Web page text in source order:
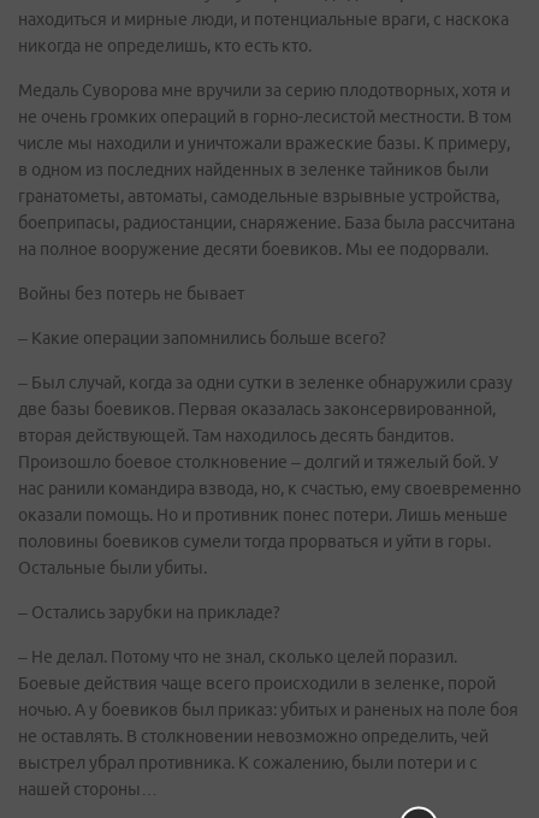
находиться и мирные люди, и потенциальные враги, с наскока
никогда не определишь, кто есть кто.
Медаль Суворова мне вручили за серию плодотворных, хотя и
не очень громких операций в горно-лесистой местности. В том
числе мы находили и уничтожали вражеские базы. К примеру,
в одном из последних найденных в зеленке тайников были
гранатометы, автоматы, самодельные взрывные устройства,
боеприпасы, радиостанции, снаряжение. База была рассчитана
на полное вооружение десяти боевиков. Мы ее подорвали.
Войны без потерь не бывает
– Какие операции запомнились больше всего?
– Был случай, когда за одни сутки в зеленке обнаружили сразу
две базы боевиков. Первая оказалась законсервированной,
вторая действующей. Там находилось десять бандитов.
Произошло боевое столкновение – долгий и тяжелый бой. У
нас ранили командира взвода, но, к счастью, ему своевременно
оказали помощь. Но и противник понес потери. Лишь меньше
половины боевиков сумели тогда прорваться и уйти в горы.
Остальные были убиты.
– Остались зарубки на прикладе?
– Не делал. Потому что не знал, сколько целей поразил.
Боевые действия чаще всего происходили в зеленке, порой
ночью. А у боевиков был приказ: убитых и раненых на поле боя
не оставлять. В столкновении невозможно определить, чей
выстрел убрал противника. К сожалению, были потери и с
нашей стороны…